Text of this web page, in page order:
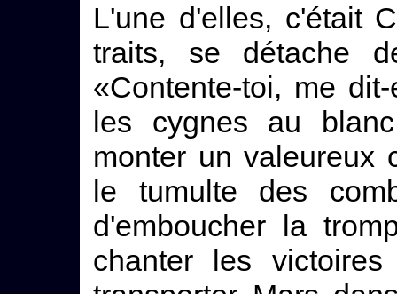
L'une d'elles, c'était
traits, se détache
«Contente-toi, me
les cygnes au
monter un valeureux
le tumulte des
d'emboucher la
chanter les